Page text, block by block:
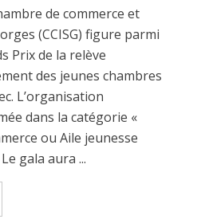
de commerce et
(CCISG) figure parmi
Prix de la relève
des jeunes chambres
L’organisation
dans la catégorie «
ou Aile jeunesse
gala aura ...